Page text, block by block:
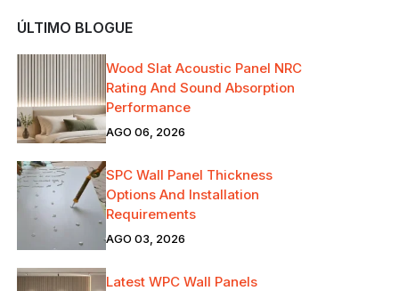
ÚLTIMO BLOGUE
Wood Slat Acoustic Panel NRC
Rating And Sound Absorption
Performance
AGO 06, 2026
SPC Wall Panel Thickness
Options And Installation
Requirements
AGO 03, 2026
Latest WPC Wall Panels